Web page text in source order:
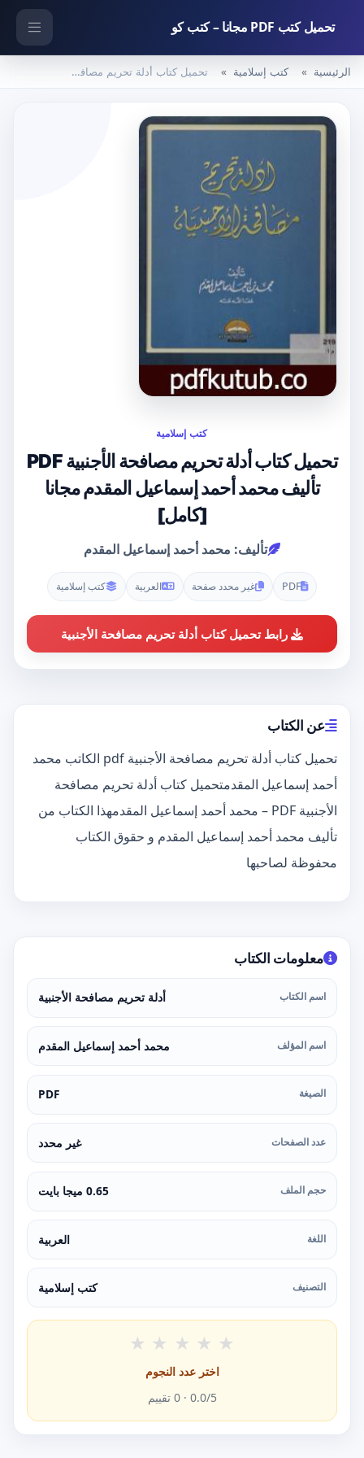
تحميل كتب PDF مجانا – كتب كو
الرئيسية كتب إسلامية تحميل كتاب أدلة تحريم مصافحة الأجنبية PDF تأليف محمد أحمد إسماعيل المقدم مجانا [كامل]
كتب إسلامية
تحميل كتاب أدلة تحريم مصافحة الأجنبية PDF
تأليف محمد أحمد إسماعيل المقدم مجانا
[كامل]
تأليف: محمد أحمد إسماعيل المقدم
PDF غير محدد صفحة العربية كتب إسلامية
رابط تحميل كتاب أدلة تحريم مصافحة الأجنبية
عن الكتاب
تحميل كتاب أدلة تحريم مصافحة الأجنبية pdf الكاتب محمد
أحمد إسماعيل المقدمتحميل كتاب أدلة تحريم مصافحة
الأجنبية PDF – محمد أحمد إسماعيل المقدمهذا الكتاب من
تأليف محمد أحمد إسماعيل المقدم و حقوق الكتاب
محفوظة لصاحبها
معلومات الكتاب
اسم الكتاب أدلة تحريم مصافحة الأجنبية
اسم المؤلف محمد أحمد إسماعيل المقدم
الصيغة PDF
عدد الصفحات غير محدد
حجم الملف 0.65 ميجا بايت
اللغة العربية
التصنيف كتب إسلامية
★ ★ ★ ★ ★
اختر عدد النجوم
0.0/5 ·
0 تقييم